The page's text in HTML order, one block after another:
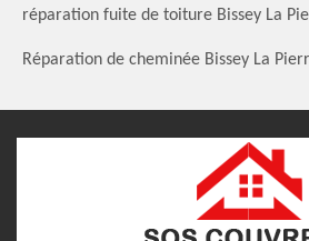
réparation fuite de toiture Bissey La
Réparation de cheminée Bissey La